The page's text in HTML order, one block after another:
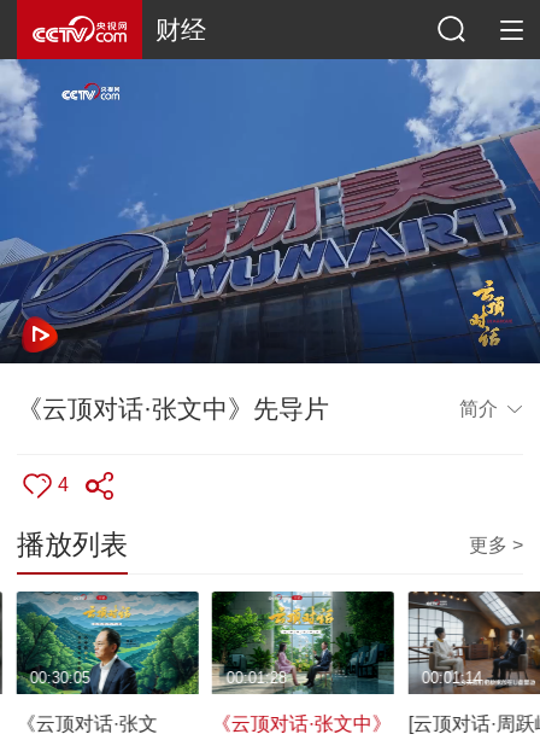
财经
《云顶对话·张文中》先导片 简介
4
播放列表 更多 >
《云顶对话·张文
00:30:05
《云顶对话·张文中》
00:01:28
[云顶对话·周跃
00:01:14